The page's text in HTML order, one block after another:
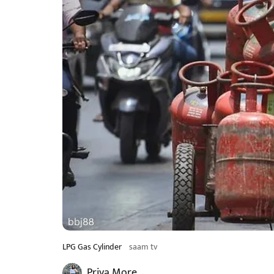
LPG Gas Cylinder saam tv